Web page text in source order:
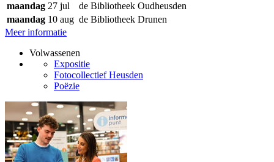
maandag 27 jul
de Bibliotheek Oudheusden
maandag 10 aug de Bibliotheek Drunen
Meer informatie
Volwassenen
Expositie
Fotocollectief Heusden
Poëzie